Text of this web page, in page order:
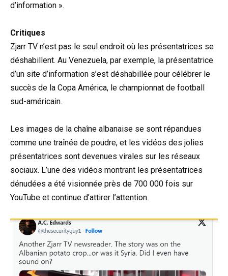
d’information ».
Critiques
Zjarr TV n’est pas le seul endroit où les présentatrices se
déshabillent. Au Venezuela, par exemple, la présentatrice
d’un site d’information s’est déshabillée pour célébrer le
succès de la Copa América, le championnat de football
sud-américain.
Les images de la chaîne albanaise se sont répandues
comme une traînée de poudre, et les vidéos des jolies
présentatrices sont devenues virales sur les réseaux
sociaux. L’une des vidéos montrant les présentatrices
dénudées a été visionnée près de 700 000 fois sur
YouTube et continue d’attirer l’attention.